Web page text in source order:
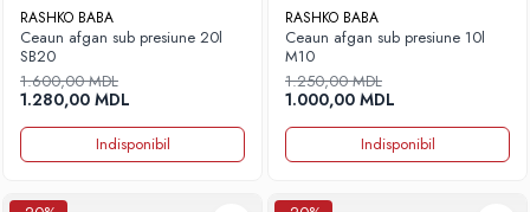
RASHKO BABA
Ceaun afgan sub presiune 20l
SB20
1.600,00 MDL
1.280,00 MDL
Indisponibil
RASHKO BABA
Ceaun afgan sub presiune 10l
M10
1.250,00 MDL
1.000,00 MDL
Indisponibil